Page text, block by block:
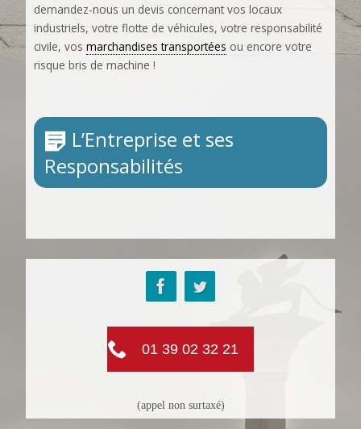
demandez-nous un devis concernant vos locaux
industriels, votre flotte de véhicules, votre responsabilité
civile, vosmarchandises transportées ou encore votre
risque bris de machine !
L’Entreprise et ses
Responsabilités
01 39 02 32 21
(appel non surtaxé)